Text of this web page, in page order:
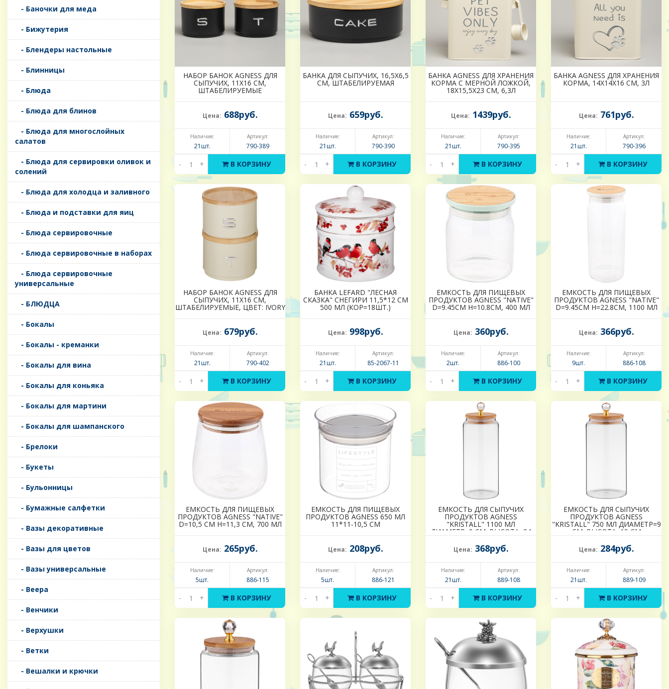
- Баночки для меда
- Бижутерия
- Блендеры настольные
- Блинницы
- Блюда
- Блюда для блинов
- Блюда для многослойных
салатов
- Блюда для сервировки оливок и
солений
- Блюда для холодца и заливного
- Блюда и подставки для яиц
- Блюда сервировочные
- Блюда сервировочные в наборах
- Блюда сервировочные
универсальные
- БЛЮДЦА
- Бокалы
- Бокалы - креманки
- Бокалы для вина
- Бокалы для коньяка
- Бокалы для мартини
- Бокалы для шампанского
- Брелоки
- Букеты
- Бульонницы
- Бумажные салфетки
- Вазы декоративные
- Вазы для цветов
- Вазы универсальные
- Веера
- Венчики
- Верхушки
- Ветки
- Вешалки и крючки
НАБОР БАНОК AGNESS ДЛЯ
СЫПУЧИХ, 11Х16 СМ,
ШТАБЕЛИРУЕМЫЕ
Цена: 688руб.
Наличие:
21шт.
Артикул:
790-389
- + В КОРЗИНУ
БАНКА ДЛЯ СЫПУЧИХ, 16,5Х6,5
СМ, ШТАБЕЛИРУЕМАЯ
Цена: 659руб.
Наличие:
21шт.
Артикул:
790-390
- + В КОРЗИНУ
БАНКА AGNESS ДЛЯ ХРАНЕНИЯ
КОРМА С МЕРНОЙ ЛОЖКОЙ,
18Х15,5Х23 СМ, 6,3Л
Цена: 1439руб.
Наличие:
21шт.
Артикул:
790-395
- + В КОРЗИНУ
БАНКА AGNESS ДЛЯ ХРАНЕНИЯ
КОРМА, 14Х14Х16 СМ, 3Л
Цена: 761руб.
Наличие:
21шт.
Артикул:
790-396
- + В КОРЗИНУ
НАБОР БАНОК AGNESS ДЛЯ
СЫПУЧИХ, 11Х16 СМ,
ШТАБЕЛИРУЕМЫЕ, ЦВЕТ: IVORY
Цена: 679руб.
Наличие:
21шт.
Артикул:
790-402
- + В КОРЗИНУ
БАНКА LEFARD "ЛЕСНАЯ
СКАЗКА" СНЕГИРИ 11,5*12 СМ
500 МЛ (КОР=18ШТ.)
Цена: 998руб.
Наличие:
21шт.
Артикул:
85-2067-11
- + В КОРЗИНУ
ЕМКОСТЬ ДЛЯ ПИЩЕВЫХ
ПРОДУКТОВ AGNESS "NATIVE"
D=9.45СМ H=10.8СМ, 400 МЛ
Цена: 360руб.
Наличие:
2шт.
Артикул:
886-100
- + В КОРЗИНУ
ЕМКОСТЬ ДЛЯ ПИЩЕВЫХ
ПРОДУКТОВ AGNESS "NATIVE"
D=9.45СМ H=22.8СМ, 1100 МЛ
Цена: 366руб.
Наличие:
9шт.
Артикул:
886-108
- + В КОРЗИНУ
ЕМКОСТЬ ДЛЯ ПИЩЕВЫХ
ПРОДУКТОВ AGNESS "NATIVE"
D=10,5 СМ H=11,3 СМ, 700 МЛ
Цена: 265руб.
Наличие:
5шт.
Артикул:
886-115
- + В КОРЗИНУ
ЕМКОСТЬ ДЛЯ ПИЩЕВЫХ
ПРОДУКТОВ AGNESS 650 МЛ
11*11-10,5 СМ
Цена: 208руб.
Наличие:
5шт.
Артикул:
886-121
- + В КОРЗИНУ
ЕМКОСТЬ ДЛЯ СЫПУЧИХ
ПРОДУКТОВ AGNESS
"KRISTALL" 1100 МЛ
ДИАМЕТР=9 СМ. ВЫСОТА=24
Цена: 368руб.
Наличие:
21шт.
Артикул:
889-108
- + В КОРЗИНУ
ЕМКОСТЬ ДЛЯ СЫПУЧИХ
ПРОДУКТОВ AGNESS
"KRISTALL" 750 МЛ ДИАМЕТР=9
СМ. ВЫСОТА=19 СМ
Цена: 284руб.
Наличие:
21шт.
Артикул:
889-109
- + В КОРЗИНУ